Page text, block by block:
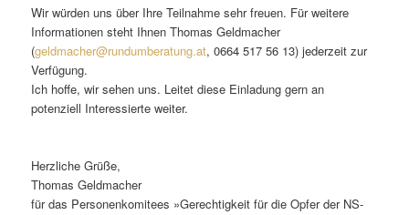
Wir würden uns über Ihre Teilnahme sehr freuen. Für weitere
Informationen steht Ihnen Thomas Geldmacher
(geldmacher@rundumberatung.at, 0664 517 56 13) jederzeit zur
Verfügung.
Ich hoffe, wir sehen uns. Leitet diese Einladung gern an
potenziell Interessierte weiter.
Herzliche Grüße,
Thomas Geldmacher
für das Personenkomitees »Gerechtigkeit für die Opfer der NS-